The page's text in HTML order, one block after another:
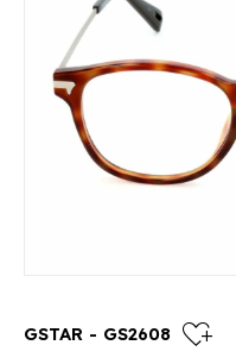
GSTAR - GS2608 heart_plus